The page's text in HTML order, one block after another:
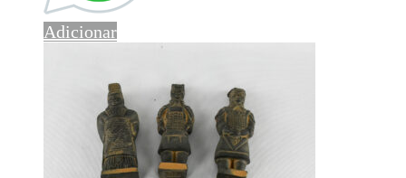
Adicionar